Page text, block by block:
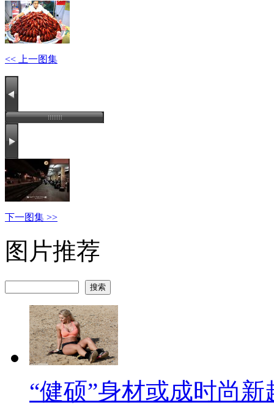
<< 上一图集
下一图集 >>
图片推荐
“健硕”身材或成时尚新